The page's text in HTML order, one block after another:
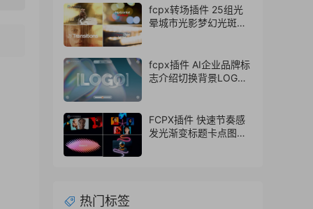
fcpx转场插件 25组光
晕城市光影梦幻光斑转
fcpx插件 AI企业品牌标
志介绍切换背景LOGO
FCPX插件 快速节奏感
发光渐变标题卡点图文
热门标签